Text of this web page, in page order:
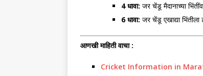
4धावा: जर चेंडू मैदानाच्या
6धावा: जर चेंडू एखाद्या
आणखी माहिती वाचा :
Cricket Information in Marathi